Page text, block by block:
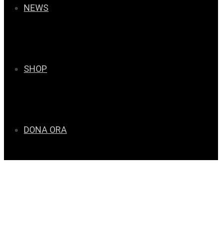
NEWS
SHOP
DONA ORA